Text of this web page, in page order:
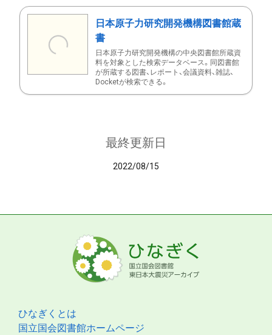
日本原子力研究開発機構図書館蔵
書
日本原子力研究開発機構の中央図書館所蔵資
料を対象とした検索データベース。同図書館
が所蔵する図書、レポート、会議資料、雑誌、
Docketが検索できる。
最終更新日
2022/08/15
ひなぎくとは
国立国会図書館ホームページ